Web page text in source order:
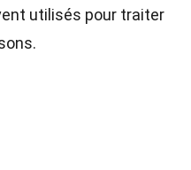
utilisés pour traiter